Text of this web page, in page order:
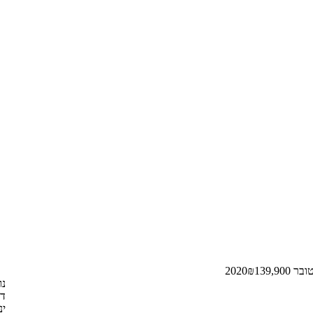
2020
₪139,900